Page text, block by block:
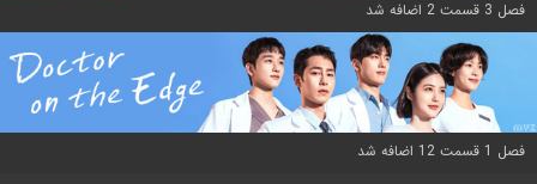
فصل 3 قسمت 2 اضافه شد
فصل 1 قسمت 12 اضافه شد